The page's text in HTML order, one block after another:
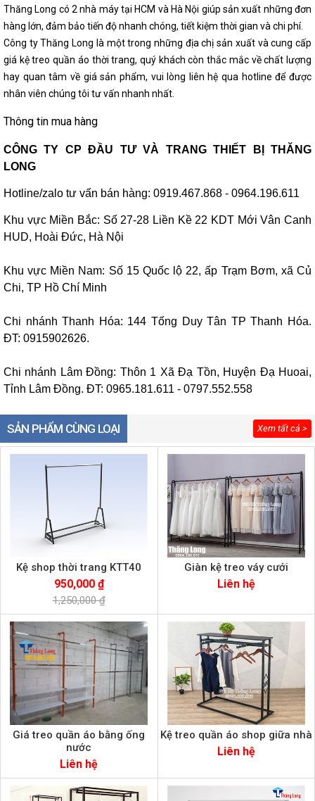
Thăng Long có 2 nhà máy tại HCM và Hà Nội giúp sản xuất những đơn
hàng lớn, đảm bảo tiến độ nhanh chóng, tiết kiệm thời gian và chi phí.
Công ty Thăng Long là một trong những địa chị sản xuất và cung cấp
giá kệ treo quần áo thời trang, quý khách còn thắc mắc về chất lượng
hay quan tâm về giá sản phẩm, vui lòng liên hệ qua hotline để được
nhân viên chúng tôi tư vấn nhanh nhất.
Thông tin mua hàng
CÔNG TY CP ĐẦU TƯ VÀ TRANG THIẾT BỊ THĂNG
LONG
Hotline/zalo tư vấn bán hàng: 0919.467.868 - 0964.196.611
Khu vực Miền Bắc: Số 27-28 Liền Kề 22 KDT Mới Vân Canh
HUD, Hoài Đức, Hà Nội
Khu vực Miền Nam: Số 15 Quốc lộ 22, ấp Trạm Bơm, xã Củ
Chi, TP Hồ Chí Minh
Chi nhánh Thanh Hóa: 144 Tống Duy Tân TP Thanh Hóa.
ĐT: 0915902626.
Chi nhánh Lâm Đồng: Thôn 1 Xã Đạ Tồn, Huyện Đạ Huoai,
Tỉnh Lâm Đồng. ĐT: 0965.181.611 - 0797.552.558
Xem tất cả >
SẢN PHẨM CÙNG LOẠI
Kệ shop thời trang KTT40
950,000 ₫
1,250,000 ₫
Giàn kệ treo váy cưới
Liên hệ
Giá treo quần áo bằng ống
nước
Liên hệ
Kệ treo quần áo shop giữa nhà
Liên hệ